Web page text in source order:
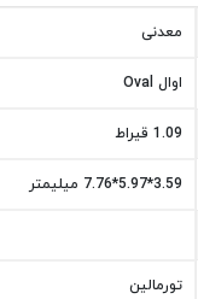
معدنی
اوال Oval
1.09 قیراط
3.59*5.97*7.76 میلیمتر
تورمالین